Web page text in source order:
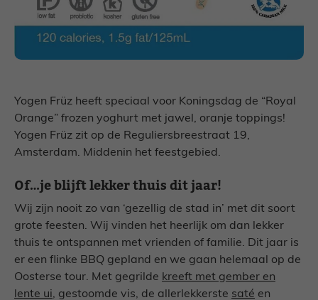
Yogen Früz heeft speciaal voor Koningsdag de “Royal
Orange” frozen yoghurt met jawel, oranje toppings!
Yogen Früz zit op de Reguliersbreestraat 19,
Amsterdam. Middenin het feestgebied.
Of…je blijft lekker thuis dit jaar!
Wij zijn nooit zo van ‘gezellig de stad in’ met dit soort
grote feesten. Wij vinden het heerlijk om dan lekker
thuis te ontspannen met vrienden of familie. Dit jaar is
er een flinke BBQ gepland en we gaan helemaal op de
Oosterse tour. Met gegrilde kreeft met gember en
lente ui, gestoomde vis, de allerlekkerste saté en